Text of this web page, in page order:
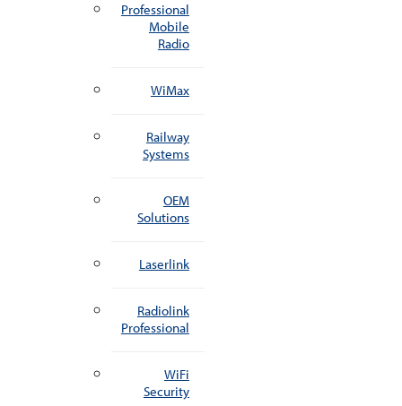
Professional
Mobile
Radio
WiMax
Railway
Systems
OEM
Solutions
Laserlink
Radiolink
Professional
WiFi
Security